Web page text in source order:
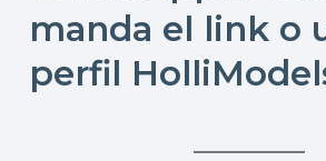
manda el link o
perfil